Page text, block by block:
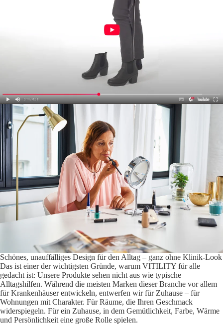
Schönes, unauffälliges Design für den Alltag – ganz ohne Klinik-Look
Das ist einer der wichtigsten Gründe, warum VITILITY für alle
gedacht ist: Unsere Produkte sehen nicht aus wie typische
Alltagshilfen. Während die meisten Marken dieser Branche vor allem
für Krankenhäuser entwickeln, entwerfen wir für Zuhause – für
Wohnungen mit Charakter. Für Räume, die Ihren Geschmack
widerspiegeln. Für ein Zuhause, in dem Gemütlichkeit, Farbe, Wärme
und Persönlichkeit eine große Rolle spielen.